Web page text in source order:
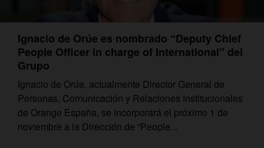
Ignacio de Orúe es nombrado “Deputy Chief
People Officer in charge of International” del
Grupo
Ignacio de Orúe, actualmente Director General de
Personas, Comunicación y Relaciones Institucionales
de Orange España, se incorporará el próximo 1 de
noviembre a la Dirección de “People...